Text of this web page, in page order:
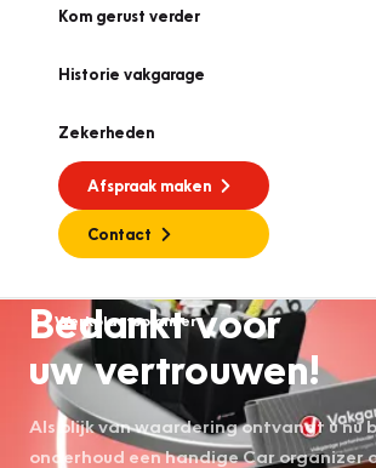
Kom gerust verder
Historie vakgarage
Zekerheden
Afspraak maken
Contact
Werkplaatsplanner
Bedankt voor
uw vertrouwen!
Als blijk van waardering ontvangt u nu
onderhoud een handige Car organizer